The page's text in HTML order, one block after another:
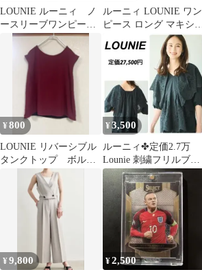
LOUNIE ルーニィ ノ
ースリーブワンピー
ス 幾何学模様
ルーニィ LOUNIE ワン
ピース ロング マキシ
半袖 水玉 ドット 38 黒
ブラック 白 ホワイト
12115324 /HN
¥800
LOUNIE リバーシブル
タンクトップ ボルド
ー&ダークブラウンカ
¥3,500
ルーニィ✤定価2.7万
Lounie 刺繍フリルブラ
ウス カットワークレー
ス 黒
¥9,800 ¥2,500